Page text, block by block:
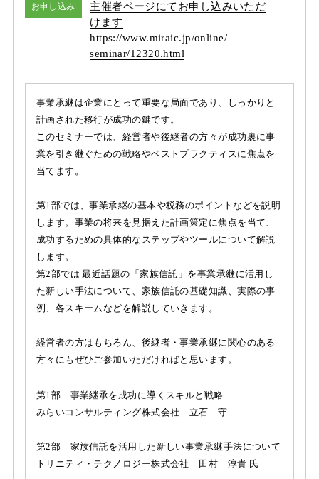
お申し込み
主催者ページにてお申し込みいただ
けます
https://www.miraic.jp/online/
seminar/12320.html
事業承継は企業にとって重要な局面であり、しっかりと
計画された移行が成功の鍵です。
このセミナーでは、経営者や後継者の方々が成功裏に事
業を引き継ぐための戦略やベストプラクティスに焦点を
当てます。
第1部では、事業承継の基本や税務のポイントなどを説明
します。事業の将来を見据えた計画策定に焦点を当て、
成功するための具体的なステップやツールについて解説
します。
第2部では 最近話題の「家族信託」を事業承継に活用し
た新しい手法について、家族信託の基礎知識、実際の事
例、各スキームなどを解説していきます。
経営者の方はもちろん、後継者・事業承継に関心のある
方々にもぜひご参加いただければと思います。
第1部 事業継承を成功に導くスキルと戦略
みらいコンサルティング株式会社 立石 守
第2部 家族信託を活用した新しい事業承継手法について
トリニティ・テクノロジー株式会社 田村 淳貴 氏